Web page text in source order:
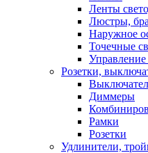
Ленты
Люстры,
Наружное
Точечные
Управление
Розетки,
Диммеры
Рамки
Розетки
Удлинители,